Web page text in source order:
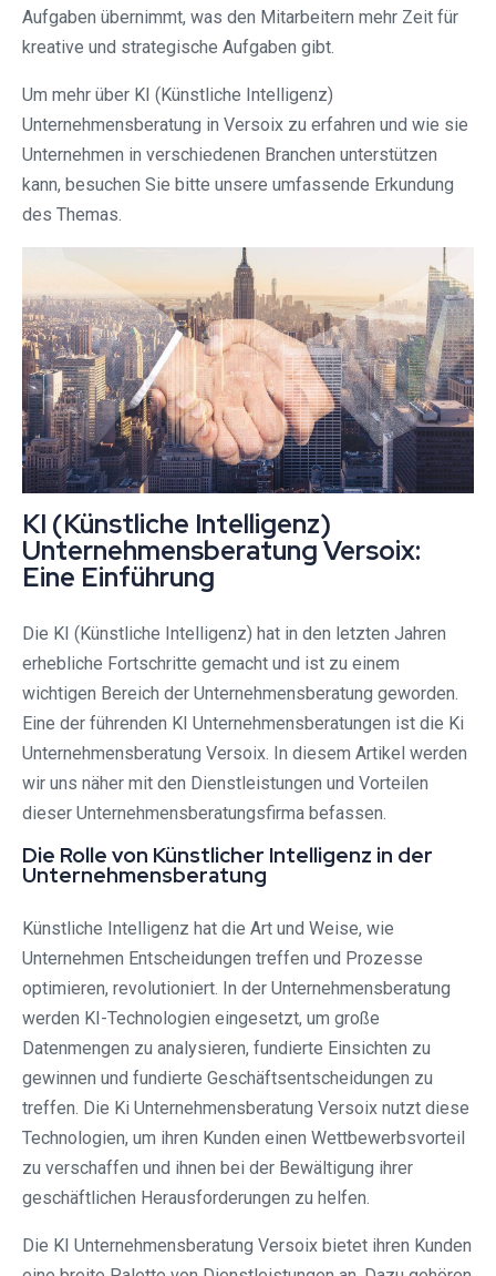
Aufgaben übernimmt, was den Mitarbeitern mehr Zeit für
kreative und strategische Aufgaben gibt.
Um mehr über KI (Künstliche Intelligenz)
Unternehmensberatung in Versoix zu erfahren und wie sie
Unternehmen in verschiedenen Branchen unterstützen
kann, besuchen Sie bitte unsere umfassende Erkundung
des Themas.
KI (Künstliche Intelligenz)
Unternehmensberatung Versoix:
Eine Einführung
Die KI (Künstliche Intelligenz) hat in den letzten Jahren
erhebliche Fortschritte gemacht und ist zu einem
wichtigen Bereich der Unternehmensberatung geworden.
Eine der führenden KI Unternehmensberatungen ist die Ki
Unternehmensberatung Versoix. In diesem Artikel werden
wir uns näher mit den Dienstleistungen und Vorteilen
dieser Unternehmensberatungsfirma befassen.
Die Rolle von Künstlicher Intelligenz in der
Unternehmensberatung
Künstliche Intelligenz hat die Art und Weise, wie
Unternehmen Entscheidungen treffen und Prozesse
optimieren, revolutioniert. In der Unternehmensberatung
werden KI-Technologien eingesetzt, um große
Datenmengen zu analysieren, fundierte Einsichten zu
gewinnen und fundierte Geschäftsentscheidungen zu
treffen. Die Ki Unternehmensberatung Versoix nutzt diese
Technologien, um ihren Kunden einen Wettbewerbsvorteil
zu verschaffen und ihnen bei der Bewältigung ihrer
geschäftlichen Herausforderungen zu helfen.
Die KI Unternehmensberatung Versoix bietet ihren Kunden